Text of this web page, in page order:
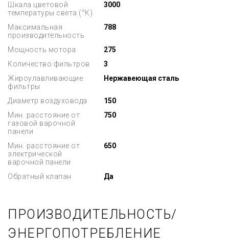
Шкала цветовой
температуры света (°К)
3000
Максимальная
производительность
788
Мощность мотора
275
Количество фильтров
3
Жироулавливающие
фильтры
Нержавеющая сталь
Диаметр воздуховода
150
Мин. расстояние от
газовой варочной
панели
750
Мин. расстояние от
электрической
варочной панели
650
Обратный клапан Да
ПРОИЗВОДИТЕЛЬНОСТЬ/
ЭНЕРГОПОТРЕБЛЕНИЕ